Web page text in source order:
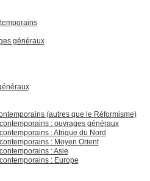
généraux
(autres que le Réformisme)
: ouvrages généraux
: Afrique du Nord
: Moyen Orient
: Asie
: Europe